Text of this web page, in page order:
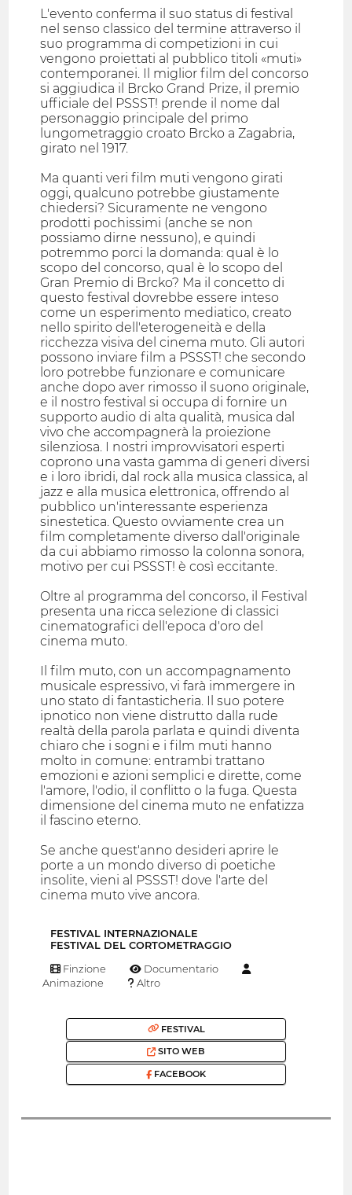
L'evento conferma il suo status di festival
nel senso classico del termine attraverso il
suo programma di competizioni in cui
vengono proiettati al pubblico titoli «muti»
contemporanei. Il miglior film del concorso
si aggiudica il Brcko Grand Prize, il premio
ufficiale del PSSST! prende il nome dal
personaggio principale del primo
lungometraggio croato Brcko a Zagabria,
girato nel 1917.
Ma quanti veri film muti vengono girati
oggi, qualcuno potrebbe giustamente
chiedersi? Sicuramente ne vengono
prodotti pochissimi (anche se non
possiamo dirne nessuno), e quindi
potremmo porci la domanda: qual è lo
scopo del concorso, qual è lo scopo del
Gran Premio di Brcko? Ma il concetto di
questo festival dovrebbe essere inteso
come un esperimento mediatico, creato
nello spirito dell'eterogeneità e della
ricchezza visiva del cinema muto. Gli autori
possono inviare film a PSSST! che secondo
loro potrebbe funzionare e comunicare
anche dopo aver rimosso il suono originale,
e il nostro festival si occupa di fornire un
supporto audio di alta qualità, musica dal
vivo che accompagnerà la proiezione
silenziosa. I nostri improvvisatori esperti
coprono una vasta gamma di generi diversi
e i loro ibridi, dal rock alla musica classica, al
jazz e alla musica elettronica, offrendo al
pubblico un'interessante esperienza
sinestetica. Questo ovviamente crea un
film completamente diverso dall'originale
da cui abbiamo rimosso la colonna sonora,
motivo per cui PSSST! è così eccitante.
Oltre al programma del concorso, il Festival
presenta una ricca selezione di classici
cinematografici dell'epoca d'oro del
cinema muto.
Il film muto, con un accompagnamento
musicale espressivo, vi farà immergere in
uno stato di fantasticheria. Il suo potere
ipnotico non viene distrutto dalla rude
realtà della parola parlata e quindi diventa
chiaro che i sogni e i film muti hanno
molto in comune: entrambi trattano
emozioni e azioni semplici e dirette, come
l'amore, l'odio, il conflitto o la fuga. Questa
dimensione del cinema muto ne enfatizza
il fascino eterno.
Se anche quest'anno desideri aprire le
porte a un mondo diverso di poetiche
insolite, vieni al PSSST! dove l'arte del
cinema muto vive ancora.
FESTIVAL INTERNAZIONALE
FESTIVAL DEL CORTOMETRAGGIO
Finzione
Documentario
Animazione
Altro
FESTIVAL
SITO WEB
FACEBOOK